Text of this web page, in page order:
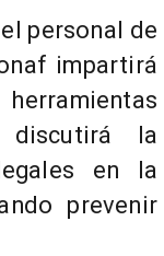
personal de
impartirá
discutirá la
en la
prevenir